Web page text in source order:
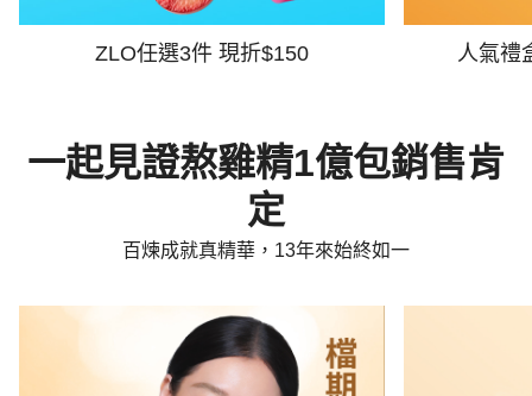
ZLO任選3件 現折$150 人氣禮
一起見證熬雞精1億包銷售肯
定
百煉成就真精華，13年來始終如一